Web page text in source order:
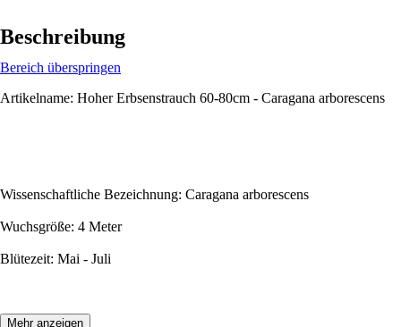
Beschreibung
Bereich überspringen
Artikelname: Hoher Erbsenstrauch 60-80cm - Caragana arborescens
Wissenschaftliche Bezeichnung: Caragana arborescens
Wuchsgröße: 4 Meter
Blütezeit: Mai - Juli
Beschreibung:
Mehr anzeigen